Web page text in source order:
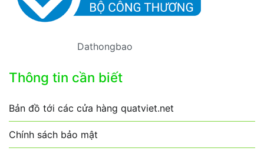
Dathongbao
Thông tin cần biết
Bản đồ tới các cửa hàng quatviet.net
Chính sách bảo mật